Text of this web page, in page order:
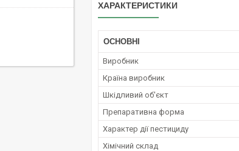
ХАРАКТЕРИСТИКИ
ОСНОВНІ
Виробник
Країна виробник
Шкідливий об'єкт
Препаративна форма
Характер дії пестициду
Хімічний склад